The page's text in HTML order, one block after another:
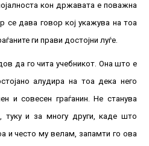
кон државата е поважна
се дава говор кој укажува на тоа
ги прави достојни луѓе.
да го чита учебникот. Она што е
алудира на тоа дека него
и совесен граѓанин. Не станува
туку и за многу други, каде што
и често му велам, запамти го ова